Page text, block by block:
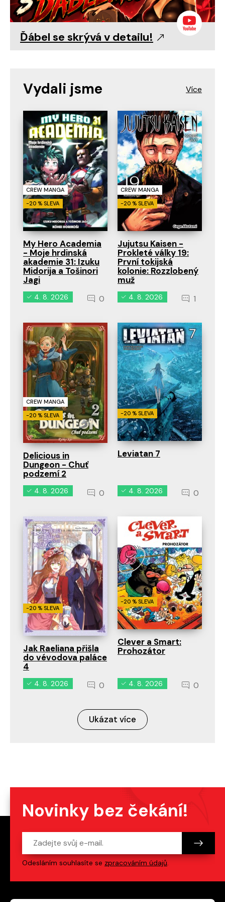
Ďábel se skrývá v detailu!
Vydali jsme
CREW MANGA
-20 % SLEVA
My Hero Academia
- Moje hrdinská
akademie 31: Izuku
Midorija a Tošinori
Jagi
4. 8. 2026 0
CREW MANGA
-20 % SLEVA
Jujutsu Kaisen -
Prokleté války 19:
První tokijská
kolonie: Rozzlobený
muž
4. 8. 2026 1
CREW MANGA
-20 % SLEVA
Delicious in
Dungeon - Chuť
podzemí 2
4. 8. 2026 0
-20 % SLEVA
Leviatan 7
4. 8. 2026 0
-20 % SLEVA
Jak Raeliana přišla
do vévodova paláce
4
4. 8. 2026 0
-20 % SLEVA
Clever a Smart:
Prohozátor
4. 8. 2026 0
Ukázat více
Novinky bez čekání!
Odesláním souhlasíte se zpracováním údajů.